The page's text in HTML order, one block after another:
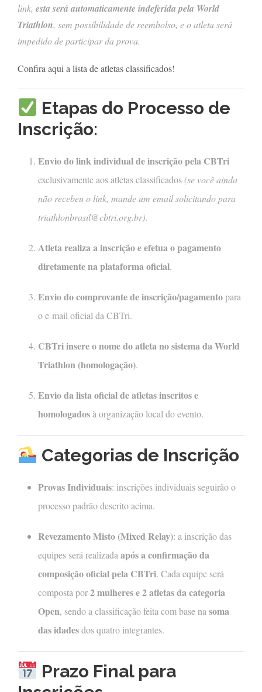
link, esta será automaticamente indeferida pela World
Triathlon, sem possibilidade de reembolso, e o atleta será
impedido de participar da prova.
Confira aqui a lista de atletas classificados!
Etapas do Processo de
Inscrição:
Envio do link individual de inscrição pela CBTri
exclusivamente aos atletas classificados(se você ainda
não recebeu o link, mande um email solicitando para
triathlonbrasil@cbtri.org.br).
Atleta realiza a inscrição e efetua o pagamento
diretamente na plataforma oficial.
Envio do comprovante de inscrição/pagamentopara
o e-mail oficial da CBTri.
CBTri insere o nome do atleta no sistema da World
Triathlon (homologação).
Envio da lista oficial de atletas inscritos e
homologadosà organização local do evento.
Categorias de Inscrição
Provas Individuais: inscrições individuais seguirão o
processo padrão descrito acima.
Revezamento Misto (Mixed Relay): a inscrição das
equipes será realizadaapós a confirmação da
composição oficial pela CBTri. Cada equipe será
composta por2 mulheres e 2 atletas da categoria
Open, sendo a classificação feita com base nasoma
das idadesdos quatro integrantes.
Prazo Final para